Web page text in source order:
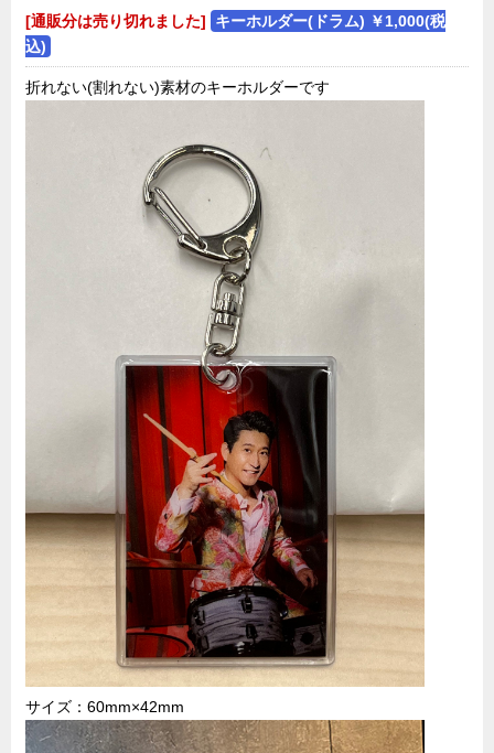
[通販分は売り切れました]
キーホルダー(ドラム) ￥1,000(税
込)
折れない(割れない)素材のキーホルダーです
サイズ：60mm×42mm